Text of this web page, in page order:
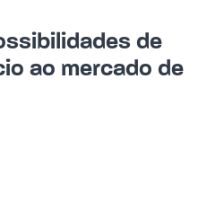
de
ao mercado de